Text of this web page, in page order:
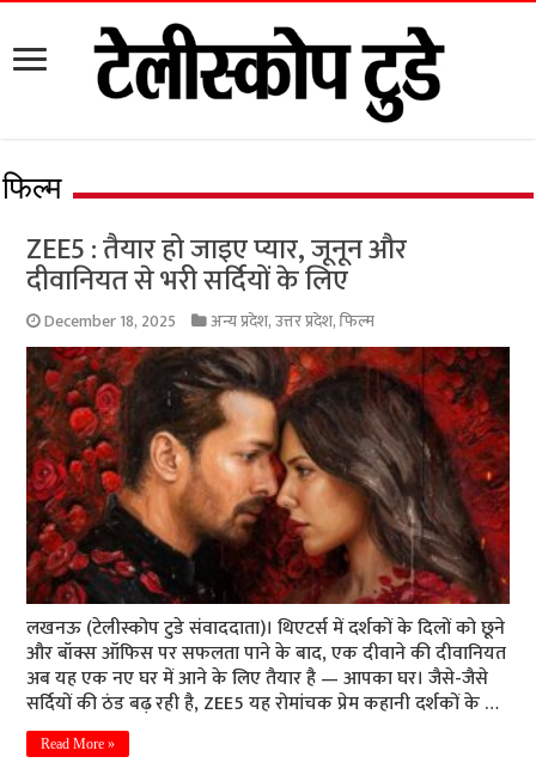
फिल्म
ZEE5 : तैयार हो जाइए प्यार, जूनून और
दीवानियत से भरी सर्दियों के लिए
December 18, 2025 अन्य प्रदेश,उत्तर प्रदेश,फिल्म
लखनऊ (टेलीस्कोप टुडे संवाददाता)। थिएटर्स में दर्शकों के दिलों को छूने
और बॉक्स ऑफिस पर सफलता पाने के बाद, एक दीवाने की दीवानियत
अब यह एक नए घर में आने के लिए तैयार है — आपका घर। जैसे-जैसे
सर्दियों की ठंड बढ़ रही है, ZEE5 यह रोमांचक प्रेम कहानी दर्शकों के …
Read More »